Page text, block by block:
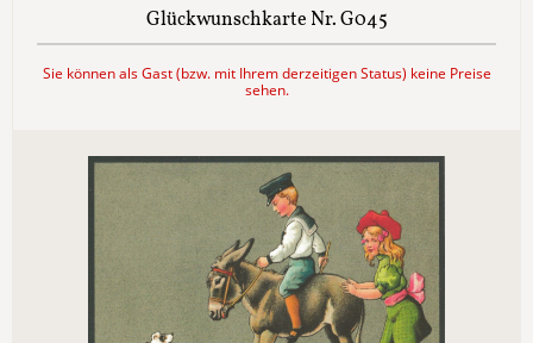
Glückwunschkarte Nr. G045
Sie können als Gast (bzw. mit Ihrem derzeitigen Status) keine Preise
sehen.